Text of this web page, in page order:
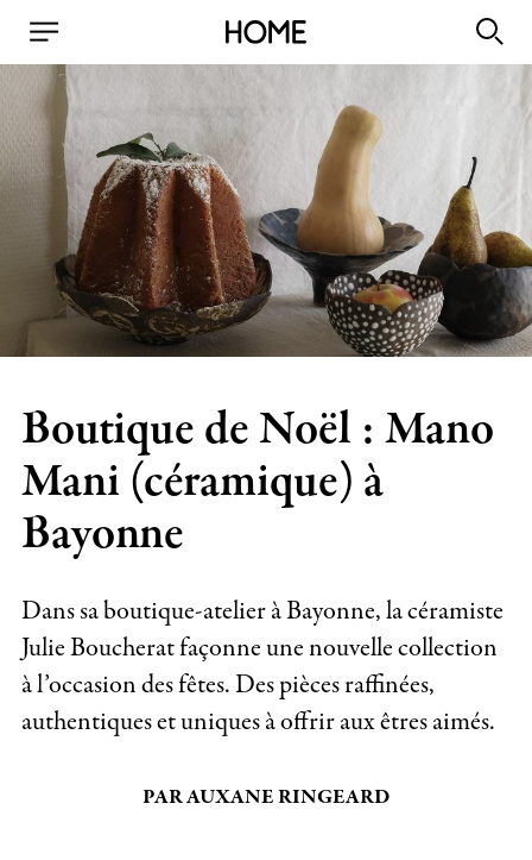
Boutique de Noël : Mano
Mani (céramique) à
Bayonne
Dans sa boutique-atelier à Bayonne, la céramiste
Julie Boucherat façonne une nouvelle collection
à l’occasion des fêtes. Des pièces raffinées,
authentiques et uniques à offrir aux êtres aimés.
PAR AUXANE RINGEARD